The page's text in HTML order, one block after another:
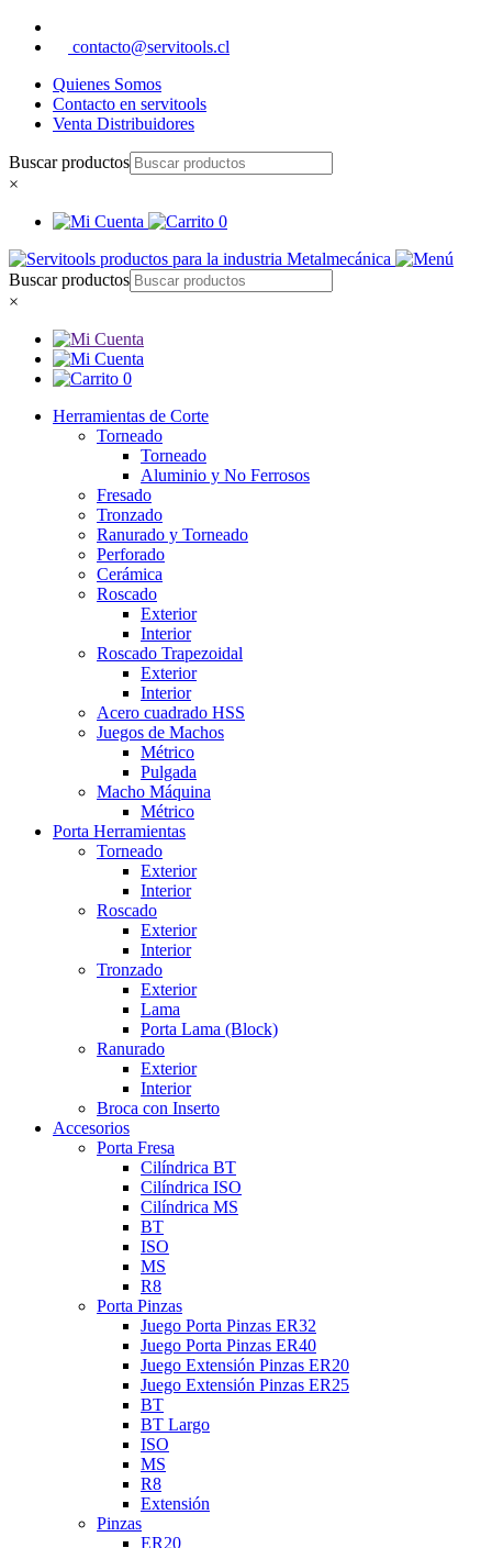
contacto@servitools.cl
Quienes Somos
Contacto en servitools
Venta Distribuidores
Buscar productos
×
0
Buscar productos
×
0
Herramientas de Corte
Torneado
Torneado
Aluminio y No Ferrosos
Fresado
Tronzado
Ranurado y Torneado
Perforado
Cerámica
Roscado
Exterior
Interior
Roscado Trapezoidal
Exterior
Interior
Acero cuadrado HSS
Juegos de Machos
Métrico
Pulgada
Macho Máquina
Métrico
Porta Herramientas
Torneado
Exterior
Interior
Roscado
Exterior
Interior
Tronzado
Exterior
Lama
Porta Lama (Block)
Ranurado
Exterior
Interior
Broca con Inserto
Accesorios
Porta Fresa
Cilíndrica BT
Cilíndrica ISO
Cilíndrica MS
BT
ISO
MS
R8
Porta Pinzas
Juego Porta Pinzas ER32
Juego Porta Pinzas ER40
Juego Extensión Pinzas ER20
Juego Extensión Pinzas ER25
BT
BT Largo
ISO
MS
R8
Extensión
Pinzas
ER20